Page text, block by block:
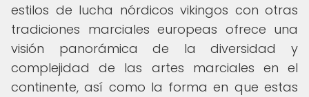
estilos de lucha nórdicos vikingos con otras
tradiciones marciales europeas ofrece una
visión panorámica de la diversidad y
complejidad de las artes marciales en el
continente, así como la forma en que estas